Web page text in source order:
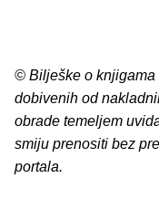
© Bilješke o knjigama
dobivenih od
obrade temeljem
smiju prenositi bez
portala.